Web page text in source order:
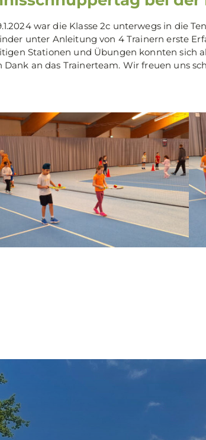
war die Klasse 2c unterwegs in die
unter Anleitung von 4 Trainern erste
Stationen und Übungen konnten sich
Dank an das Trainerteam. Wir freuen uns